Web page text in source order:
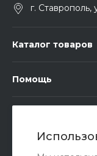
г. Ставрополь,
Каталог товаров
Помощь